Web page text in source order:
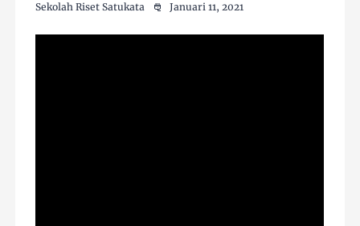
Sekolah Riset Satukata Januari 11, 2021